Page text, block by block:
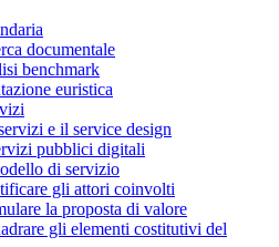
documentale
benchmark
euristica
e il service design
pubblici digitali
di servizio
gli attori coinvolti
la proposta di valore
gli elementi costitutivi del